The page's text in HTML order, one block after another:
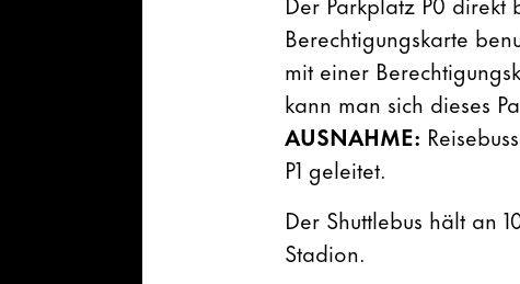
Berechtigungskarte
mit einer
kann man sich dieses
AUSNAHME:
P1 geleitet.
Der Shuttlebus hält an
Stadion.